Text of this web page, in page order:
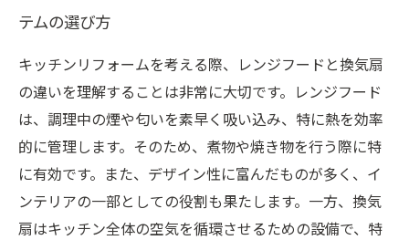
テムの選び方
キッチンリフォームを考える際、レンジフードと換気扇
の違いを理解することは非常に大切です。レンジフード
は、調理中の煙や匂いを素早く吸い込み、特に熱を効率
的に管理します。そのため、煮物や焼き物を行う際に特
に有効です。また、デザイン性に富んだものが多く、イ
ンテリアの一部としての役割も果たします。一方、換気
扇はキッチン全体の空気を循環させるための設備で、特